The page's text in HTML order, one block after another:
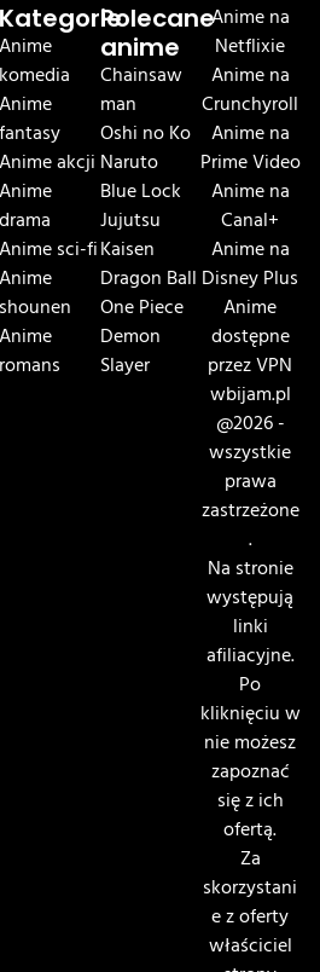
Kategorie
Anime
komedia
Anime
fantasy
Anime akcji
Anime
drama
Anime sci-fi
Anime
shounen
Anime
romans
Polecane
anime
Chainsaw
man
Oshi no Ko
Naruto
Blue Lock
Jujutsu
Kaisen
Dragon Ball
One Piece
Demon
Slayer
Anime na
Netflixie
Anime na
Crunchyroll
Anime na
Prime Video
Anime na
Canal+
Anime na
Disney Plus
Anime
dostępne
przez VPN
wbijam.pl
@2026 -
wszystkie
prawa
zastrzeżone
.
Na stronie
występują
linki
afiliacyjne.
Po
kliknięciu w
nie możesz
zapoznać
się z ich
ofertą.
Za
skorzystani
e z oferty
właściciel